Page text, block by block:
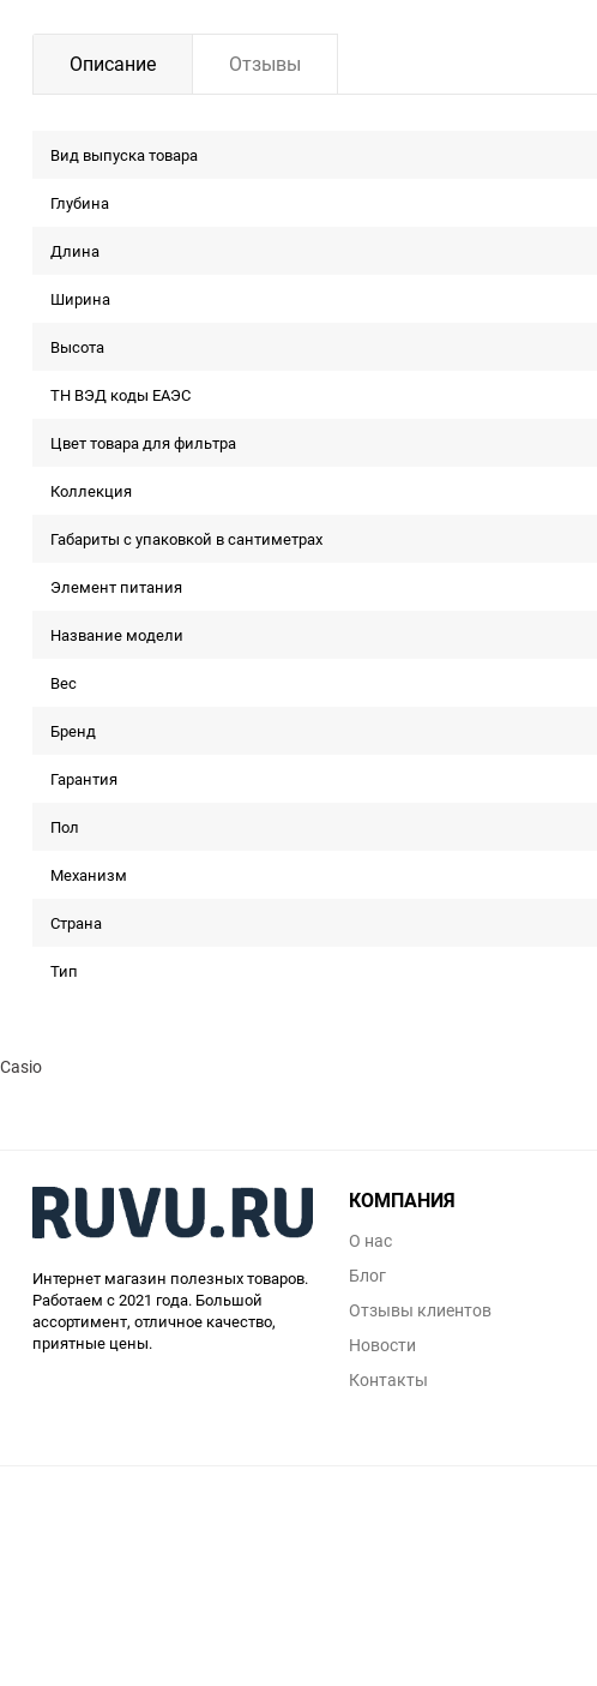
Описание Отзывы
Вид выпуска товара
Глубина
Длина
Ширина
Высота
ТН ВЭД коды ЕАЭС
Цвет товара для фильтра
Коллекция
Габариты с упаковкой в сантиметрах
Элемент питания
Название модели
Вес
Бренд
Гарантия
Пол
Механизм
Страна
Тип
Casio
Интернет магазин полезных товаров.
Работаем с 2021 года. Большой
ассортимент, отличное качество,
приятные цены.
КОМПАНИЯ
О нас
Блог
Отзывы клиентов
Новости
Контакты